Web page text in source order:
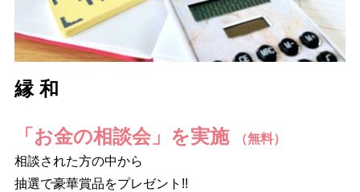
縁 和
「お金の相談会」を実施
（無料）
相談された方の中から
抽選で豪華賞品をプレゼント!!